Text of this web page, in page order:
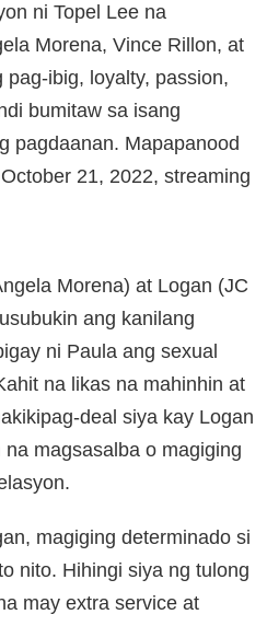
ni Topel Lee na
Morena, Vince Rillon, at
ibig, loyalty, passion,
bumitaw sa isang
pagdaanan. Mapapanood
21, 2022, streaming
Morena) at Logan (JC
ang kanilang
ni Paula ang sexual
na likas na mahinhin at
deal siya kay Logan
magsasalba o magiging
magiging determinado si
nito. Hihingi siya ng tulong
may extra service at